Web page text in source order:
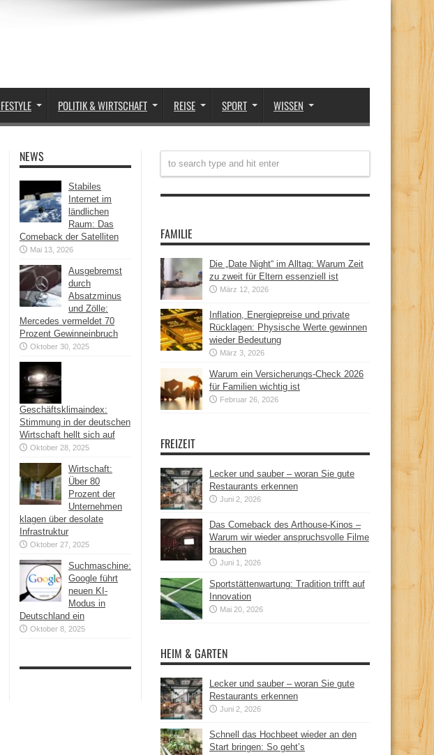
POLITIK & WIRTSCHAFT REISE SPORT WISSEN
NEWS
Stabiles
Internet im
ländlichen
Raum: Das
Comeback der Satelliten
Mai 13, 2026
Ausgebremst
durch
Absatzminus
und Zölle:
Mercedes vermeldet 70
Prozent Gewinneinbruch
Oktober 30, 2025
Geschäftsklimaindex:
Stimmung in der deutschen
Wirtschaft hellt sich auf
Oktober 28, 2025
Wirtschaft:
Über 80
Prozent der
Unternehmen
klagen über desolate
Infrastruktur
Oktober 27, 2025
Suchmaschine:
Google führt
neuen KI-
Modus in
Deutschland ein
Oktober 8, 2025
FAMILIE
Die „Date Night“ im Alltag: Warum Zeit
zu zweit für Eltern essenziell ist
März 12, 2026
Inflation, Energiepreise und private
Rücklagen: Physische Werte gewinnen
wieder Bedeutung
März 3, 2026
Warum ein Versicherungs-Check 2026
für Familien wichtig ist
Februar 26, 2026
FREIZEIT
Lecker und sauber – woran Sie gute
Restaurants erkennen
Juni 2, 2026
Das Comeback des Arthouse-Kinos –
Warum wir wieder anspruchsvolle Filme
brauchen
Juni 1, 2026
Sportstättenwartung: Tradition trifft auf
Innovation
Mai 20, 2026
HEIM & GARTEN
Lecker und sauber – woran Sie gute
Restaurants erkennen
Juni 2, 2026
Schnell das Hochbeet wieder an den
Start bringen: So geht’s